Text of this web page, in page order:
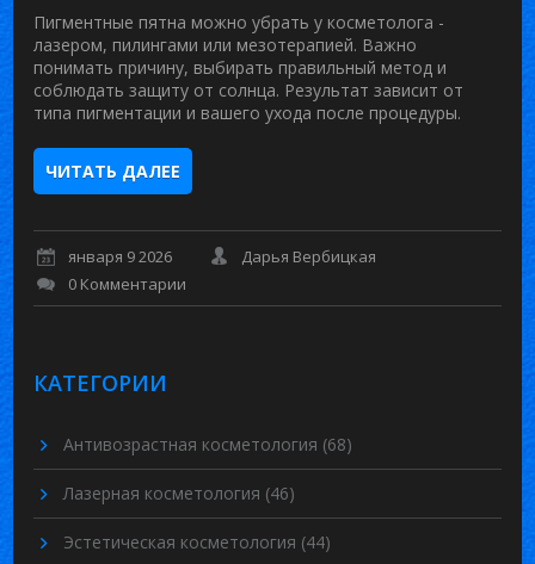
Пигментные пятна можно убрать у косметолога -
лазером, пилингами или мезотерапией. Важно
понимать причину, выбирать правильный метод и
соблюдать защиту от солнца. Результат зависит от
типа пигментации и вашего ухода после процедуры.
ЧИТАТЬ ДАЛЕЕ
января 9 2026
Дарья Вербицкая
0 Комментарии
КАТЕГОРИИ
Антивозрастная косметология (68)
Лазерная косметология (46)
Эстетическая косметология (44)